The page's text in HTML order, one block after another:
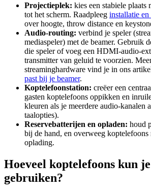
Projectieplek: kies een stabiele plaats
tot het scherm. Raadpleeg installatie
over hoogte, throw distance en
Audio-routing: verbind je speler
mediaspeler) met de beamer. Gebruik
die speler of voeg een HDMI-audio-
transmitter van geluid te voorzien.
streaminghardware vind je in ons
past bij je beamer.
Koptelefoonstation: creëer een
gasten koptelefoons oppikken en
kleuren als je meerdere audio-kanalen
taalopties).
Reservebatterijen en opladen: houd
bij de hand, en overweeg
oplading.
Hoeveel koptelefoons kun
gebruiken?